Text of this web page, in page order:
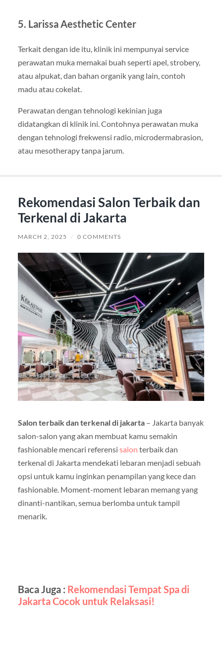
5. Larissa Aesthetic Center
Terkait dengan ide itu, klinik ini mempunyai service
perawatan muka memakai buah seperti apel, strobery,
atau alpukat, dan bahan organik yang lain, contoh
madu atau cokelat.
Perawatan dengan tehnologi kekinian juga
didatangkan di klinik ini. Contohnya perawatan muka
dengan tehnologi frekwensi radio, microdermabrasion,
atau mesotherapy tanpa jarum.
Rekomendasi Salon Terbaik dan
Terkenal di Jakarta
MARCH 2, 2025 / 0 COMMENTS
Salon terbaik dan terkenal di jakarta– Jakarta banyak
salon-salon yang akan membuat kamu semakin
fashionable mencari referensi salon terbaik dan
terkenal di Jakarta mendekati lebaran menjadi sebuah
opsi untuk kamu inginkan penampilan yang kece dan
fashionable. Moment-moment lebaran memang yang
dinanti-nantikan, semua berlomba untuk tampil
menarik.
Baca Juga : Rekomendasi Tempat Spa di
Jakarta Cocok untuk Relaksasi!